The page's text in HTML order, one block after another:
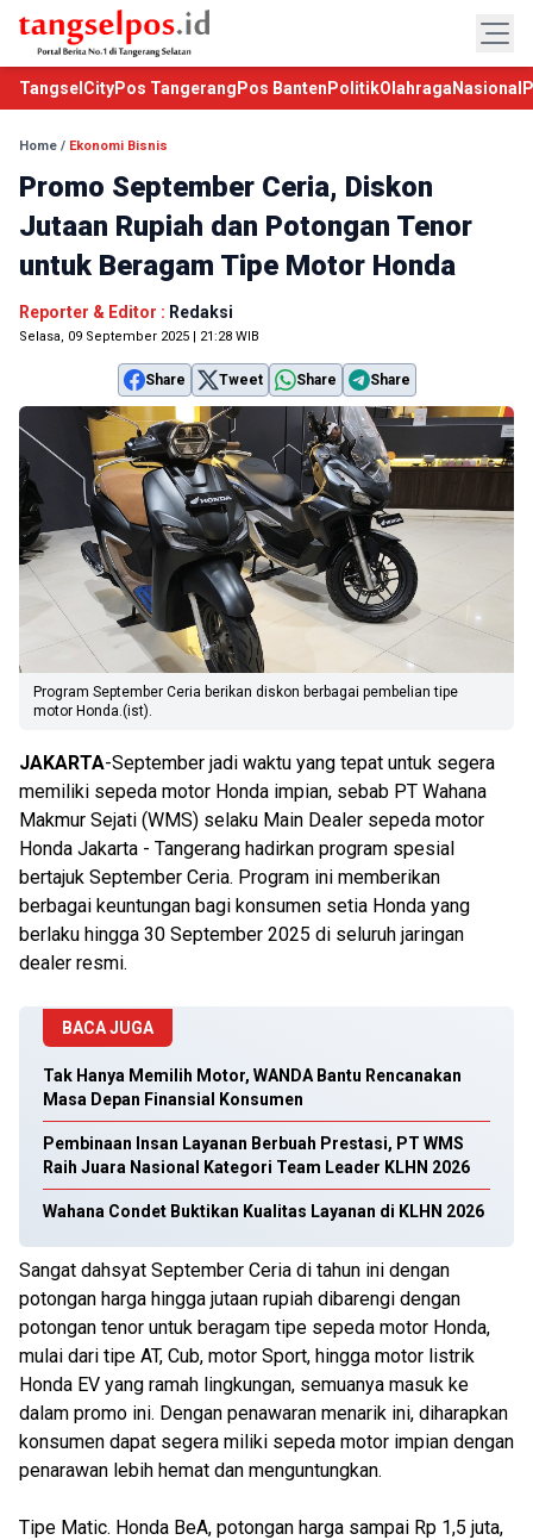
TangselCityPos Tangerang Pos Banten PolitikOlahraga Nasional
Home / Ekonomi Bisnis
Promo September Ceria, Diskon
Jutaan Rupiah dan Potongan Tenor
untuk Beragam Tipe Motor Honda
Reporter & Editor : Redaksi
Selasa, 09 September 2025 | 21:28 WIB
Share Tweet Share Share
Program September Ceria berikan diskon berbagai pembelian tipe
motor Honda.(ist).
JAKARTA-September jadi waktu yang tepat untuk segera
memiliki sepeda motor Honda impian, sebab PT Wahana
Makmur Sejati (WMS) selaku Main Dealer sepeda motor
Honda Jakarta - Tangerang hadirkan program spesial
bertajuk September Ceria. Program ini memberikan
berbagai keuntungan bagi konsumen setia Honda yang
berlaku hingga 30 September 2025 di seluruh jaringan
dealer resmi.
BACA JUGA
Tak Hanya Memilih Motor, WANDA Bantu Rencanakan
Masa Depan Finansial Konsumen
Pembinaan Insan Layanan Berbuah Prestasi, PT WMS
Raih Juara Nasional Kategori Team Leader KLHN 2026
Wahana Condet Buktikan Kualitas Layanan di KLHN 2026
Sangat dahsyat September Ceria di tahun ini dengan
potongan harga hingga jutaan rupiah dibarengi dengan
potongan tenor untuk beragam tipe sepeda motor Honda,
mulai dari tipe AT, Cub, motor Sport, hingga motor listrik
Honda EV yang ramah lingkungan, semuanya masuk ke
dalam promo ini. Dengan penawaran menarik ini, diharapkan
konsumen dapat segera miliki sepeda motor impian dengan
penarawan lebih hemat dan menguntungkan.
Tipe Matic. Honda BeA, potongan harga sampai Rp 1,5 juta,